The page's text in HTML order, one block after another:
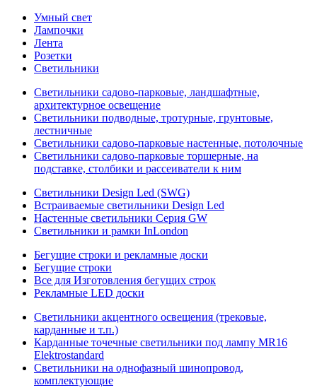
Умный свет
Лампочки
Лента
Розетки
Светильники
Светильники садово-парковые, ландшафтные,
архитектурное освещение
Светильники подводные, тротурные, грунтовые,
лестничные
Светильники садово-парковые настенные, потолочные
Светильники садово-парковые торшерные, на
подставке, столбики и рассеиватели к ним
Светильники Design Led (SWG)
Встраиваемые светильники Design Led
Настенные светильники Серия GW
Светильники и рамки InLondon
Бегущие строки и рекламные доски
Бегущие строки
Все для Изготовления бегущих строк
Рекламные LED доски
Светильники акцентного освещения (трековые,
карданные и т.п.)
Карданные точечные светильники под лампу MR16
Elektrostandard
Светильники на однофазный шинопровод,
комплектующие